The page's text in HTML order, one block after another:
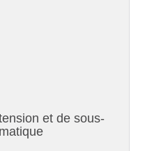
et de sous-